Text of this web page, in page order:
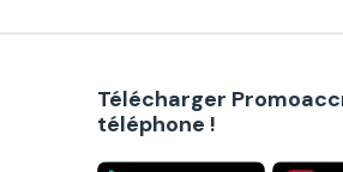
Télécharger
téléphone !